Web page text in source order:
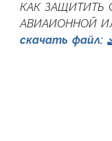
КАК ЗАЩИТИТЬ
АВИАИОННОЙ
cкачать файл: